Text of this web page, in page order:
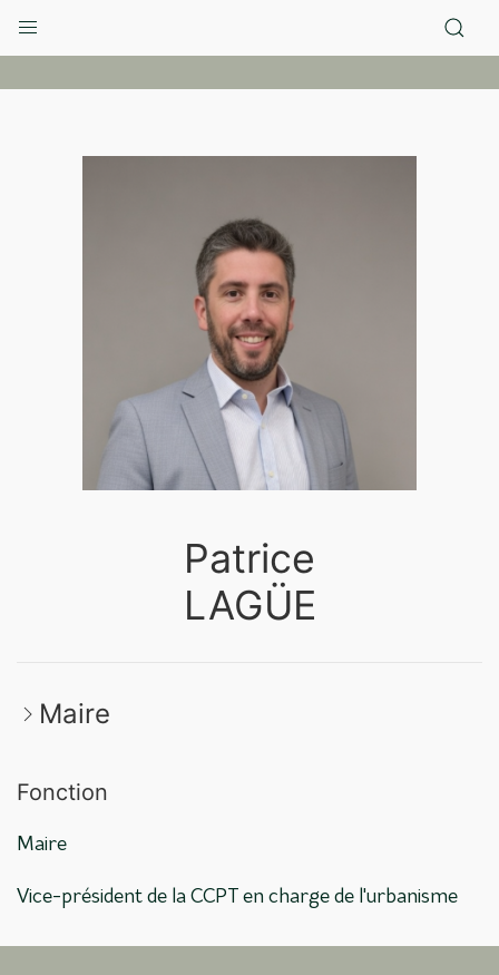
Patrice
LAGÜE
Maire
Fonction
Maire
Vice-président de la CCPT en charge de l'urbanisme